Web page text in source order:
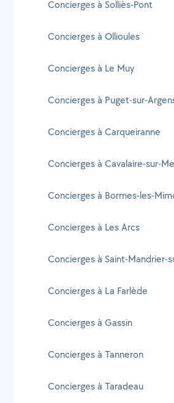
Concierges à Solliès-Pont
Concierges à Ollioules
Concierges à Le Muy
Concierges à Puget-sur-
Concierges à Carqueiranne
Concierges à Cavalaire-sur-
Concierges à Bormes-les-
Concierges à Les Arcs
Concierges à Saint-Mandrier-
Concierges à La Farlède
Concierges à Gassin
Concierges à Tanneron
Concierges à Taradeau